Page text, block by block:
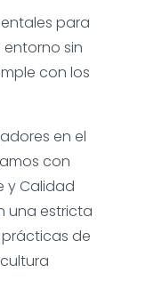
para
sin
con los
en el
con
y Calidad
una estricta
de